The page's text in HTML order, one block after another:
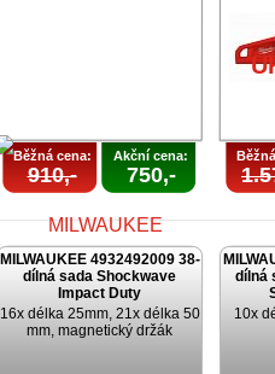
Běžná cena:
910,-
Akční cena:
750,-
MILWAUKEE 4932492009 38-
dílná sada Shockwave
Impact Duty
16x délka 25mm, 21x délka 50
mm, magnetický držák
dílná
10x